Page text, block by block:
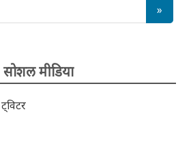
सोशल मीडिया
ट्विटर